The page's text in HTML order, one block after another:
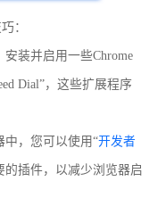
：
装并启用一些Chrome
Dial”，这些扩展程序
中，您可以使用“开发者
的插件，以减少浏览器启